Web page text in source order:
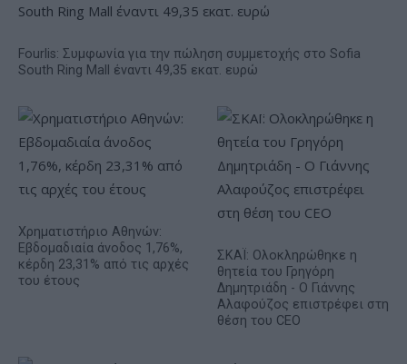
Fourlis: Συμφωνία για την πώληση συμμετοχής στο Sofia
South Ring Mall έναντι 49,35 εκατ. ευρώ
Χρηματιστήριο Αθηνών:
Εβδομαδιαία άνοδος 1,76%,
κέρδη 23,31% από τις αρχές
του έτους
ΣΚΑΪ: Ολοκληρώθηκε η
θητεία του Γρηγόρη
Δημητριάδη - Ο Γιάννης
Αλαφούζος επιστρέφει στη
θέση του CEO